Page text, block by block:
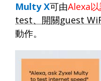
Multy X可由Alexa
test、開關guest
動作。